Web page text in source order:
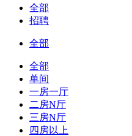
全部
招聘
全部
全部
单间
一房一厅
二房N厅
三房N厅
四房以上